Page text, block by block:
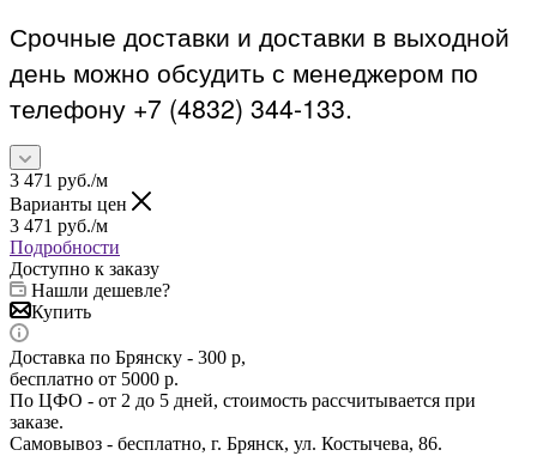
Срочные доставки и доставки в выходной
день можно обсудить с менеджером по
телефону +7 (4832) 344-133.
3 471 руб./м
Варианты цен
3 471 руб./м
Подробности
Доступно к заказу
Нашли дешевле?
Купить
Доставка по Брянску - 300 р,
бесплатно от 5000 р.
По ЦФО - от 2 до 5 дней, стоимость рассчитывается при
заказе.
Самовывоз - бесплатно, г. Брянск, ул. Костычева, 86.